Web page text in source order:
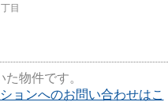
丁目
物件です。
ョンへのお問い合わせはこ